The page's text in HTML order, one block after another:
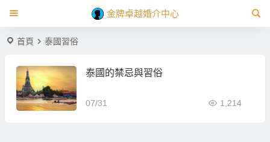
金牌卓越婚介中心
首頁 泰國習俗
泰國的禁忌與習俗
07/31 1,214